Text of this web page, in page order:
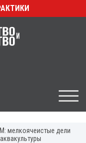
мелкоячеистые дели